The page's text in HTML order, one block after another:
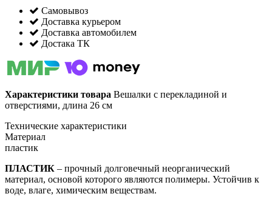
Самовывоз
Доставка курьером
Доставка автомобилем
Достака ТК
Характеристики товара Вешалки с перекладиной и
отверстиями, длина 26 см
Технические характеристики
Материал
пластик
ПЛАСТИК – прочный долговечный неорганический
материал, основой которого являются полимеры. Устойчив к
воде, влаге, химическим веществам.